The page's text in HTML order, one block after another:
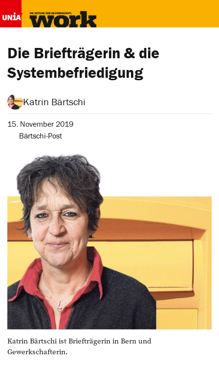
Die Briefträgerin & die
System­befriedigung
Katrin Bärtschi
15. November 2019
Bärtschi-Post
Katrin Bärtschi ist Briefträgerin in Bern und
Gewerkschafterin.